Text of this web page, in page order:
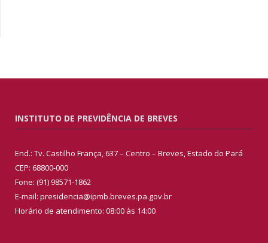
INSTITUTO DE PREVIDÊNCIA DE BREVES
End.: Tv. Castilho França, 637 – Centro – Breves, Estado do Pará
CEP: 68800-000
Fone: (91) 98571-1862
E-mail: presidencia@ipmb.breves.pa.gov.br
Horário de atendimento: 08:00 às 14:00